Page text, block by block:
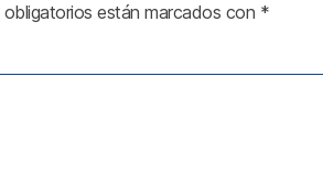
están marcados con *